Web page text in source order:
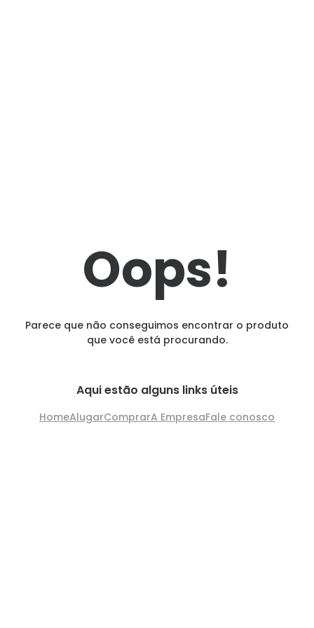
Oops!
Parece que não conseguimos encontrar o produto
que você está procurando.
Aqui estão alguns links úteis
HomeAlugarComprarA EmpresaFale conosco